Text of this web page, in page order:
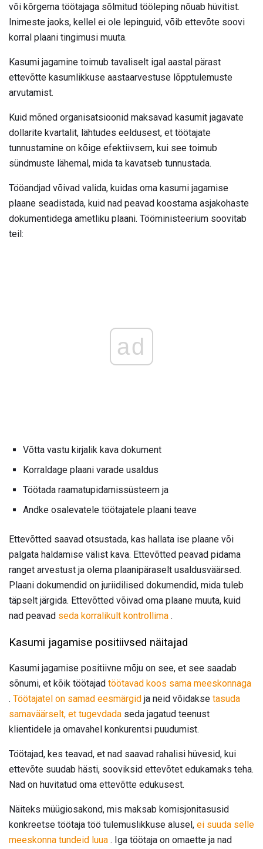
või kõrgema töötajaga sõlmitud tööleping nõuab hüvitist.
Inimeste jaoks, kellel ei ole lepinguid, võib ettevõte soovi
korral plaani tingimusi muuta.
Kasumi jagamine toimub tavaliselt igal aastal pärast
ettevõtte kasumlikkuse aastaarvestuse lõpptulemuste
arvutamist.
Kuid mõned organisatsioonid maksavad kasumit jagavate
dollarite kvartalit, lähtudes eeldusest, et töötajate
tunnustamine on kõige efektiivsem, kui see toimub
sündmuste lähemal, mida ta kavatseb tunnustada.
Tööandjad võivad valida, kuidas oma kasumi jagamise
plaane seadistada, kuid nad peavad koostama asjakohaste
dokumentidega ametliku plaani. Tööministeerium soovitab
teil:
ad
Võtta vastu kirjalik kava dokument
Korraldage plaani varade usaldus
Töötada raamatupidamissüsteem ja
Andke osalevatele töötajatele plaani teave
Ettevõtted saavad otsustada, kas hallata ise plaane või
palgata haldamise välist kava. Ettevõtted peavad pidama
ranget arvestust ja olema plaanipäraselt usaldusväärsed.
Plaani dokumendid on juriidilised dokumendid, mida tuleb
täpselt järgida. Ettevõtted võivad oma plaane muuta, kuid
nad peavad seda korralikult kontrollima .
Kasumi jagamise positiivsed näitajad
Kasumi jagamise positiivne mõju on see, et see saadab
sõnumi, et kõik töötajad töötavad koos sama meeskonnaga
. Töötajatel on samad eesmärgid ja neid võidakse tasuda
samaväärselt, et tugevdada seda jagatud teenust
klientidele ja omavahel konkurentsi puudumist.
Töötajad, kes teavad, et nad saavad rahalisi hüvesid, kui
ettevõte suudab hästi, sooviksid ettevõtet edukamaks teha.
Nad on huvitatud oma ettevõtte edukusest.
Näiteks müügiosakond, mis maksab komisjonitasusid
konkreetse töötaja töö tulemuslikkuse alusel, ei suuda selle
meeskonna tundeid luua . Iga töötaja on omaette ja nad